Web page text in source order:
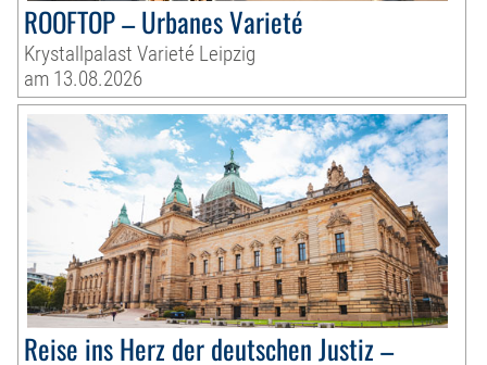
ROOFTOP – Urbanes Varieté
Krystallpalast Varieté Leipzig
am 13.08.2026
Reise ins Herz der deutschen Justiz –